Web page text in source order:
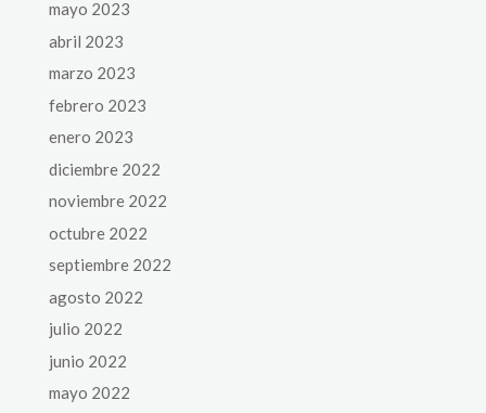
mayo 2023
abril 2023
marzo 2023
febrero 2023
enero 2023
diciembre 2022
noviembre 2022
octubre 2022
septiembre 2022
agosto 2022
julio 2022
junio 2022
mayo 2022